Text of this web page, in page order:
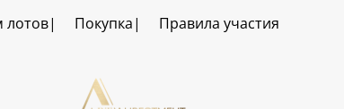
лотов Покупка Правила участия